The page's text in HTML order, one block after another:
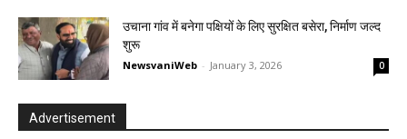
उचाना गांव में बनेगा पक्षियों के लिए सुरक्षित बसेरा, निर्माण जल्द
शुरू
NewsvaniWeb - January 3, 2026 0
Advertisement